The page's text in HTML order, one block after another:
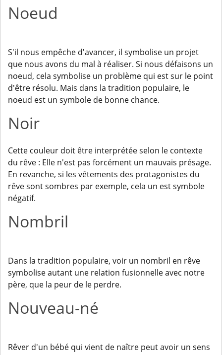
Noeud
S'il nous empêche d'avancer, il symbolise un projet
que nous avons du mal à réaliser. Si nous défaisons un
noeud, cela symbolise un problème qui est sur le point
d'être résolu. Mais dans la tradition populaire, le
noeud est un symbole de bonne chance.
Noir
Cette couleur doit être interprétée selon le contexte
du rêve : Elle n'est pas forcément un mauvais présage.
En revanche, si les vêtements des protagonistes du
rêve sont sombres par exemple, cela un est symbole
négatif.
Nombril
Dans la tradition populaire, voir un nombril en rêve
symbolise autant une relation fusionnelle avec notre
père, que la peur de le perdre.
Nouveau-né
Rêver d'un bébé qui vient de naître peut avoir un sens